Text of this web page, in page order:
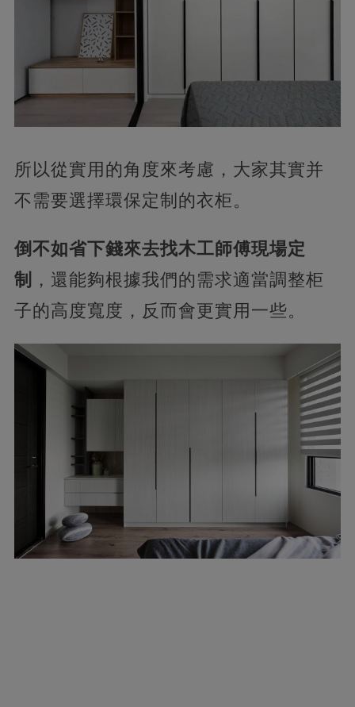
所以從實用的角度來考慮，大家其實并
不需要選擇環保定制的衣柜。
倒不如省下錢來去找木工師傅現場定
制
，還能夠根據我們的需求適當調整柜
子的高度寬度，反而會更實用一些。